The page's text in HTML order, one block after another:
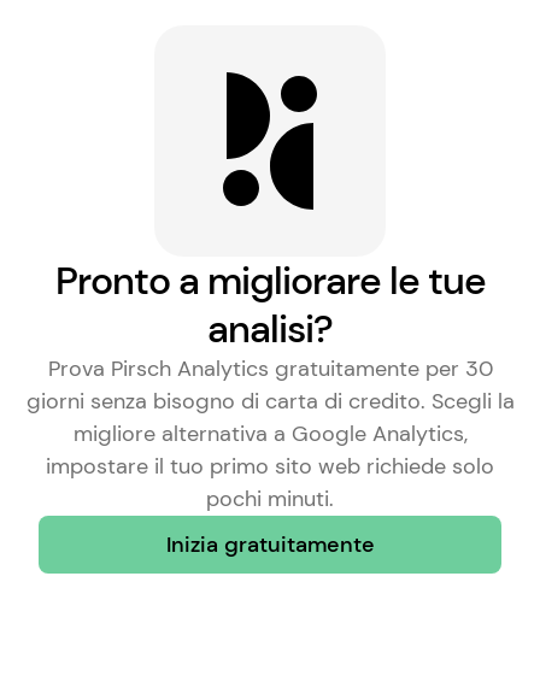
Pronto a migliorare le tue
analisi?
Prova Pirsch Analytics gratuitamente per 30
giorni senza bisogno di carta di credito. Scegli la
migliore alternativa a Google Analytics,
impostare il tuo primo sito web richiede solo
pochi minuti.
Inizia gratuitamente